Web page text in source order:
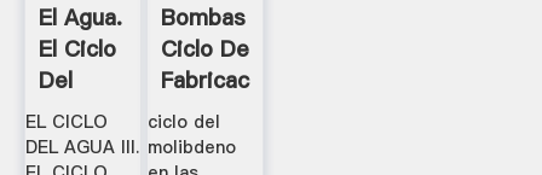
El Agua.
El Ciclo
Del
Agua:
Vídeos,
EL CICLO
DEL AGUA III.
Bombas
Ciclo De
Fabricacion
Organica
- .
ciclo del
molibdeno